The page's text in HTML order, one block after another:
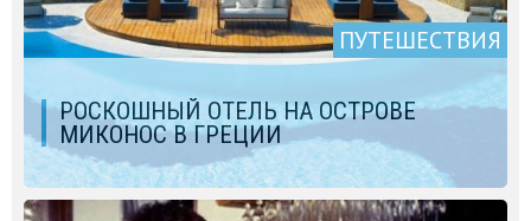
ПУТЕШЕСТВИЯ
РОСКОШНЫЙ ОТЕЛЬ НА ОСТРОВЕ
МИКОНОС В ГРЕЦИИ